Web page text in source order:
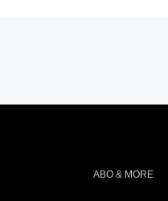
ABO & MORE